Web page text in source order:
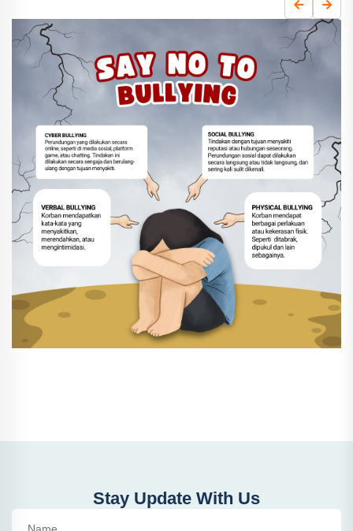
Stay Update With Us